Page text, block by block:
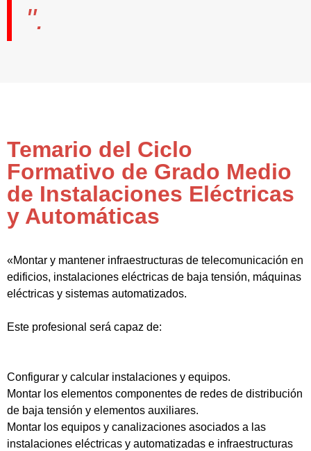
".
Temario del Ciclo
Formativo de Grado Medio
de Instalaciones Eléctricas
y Automáticas
«Montar y mantener infraestructuras de telecomunicación en
edificios, instalaciones eléctricas de baja tensión, máquinas
eléctricas y sistemas automatizados.
Este profesional será capaz de:
Configurar y calcular instalaciones y equipos.
Montar los elementos componentes de redes de distribución
de baja tensión y elementos auxiliares.
Montar los equipos y canalizaciones asociados a las
instalaciones eléctricas y automatizadas e infraestructuras